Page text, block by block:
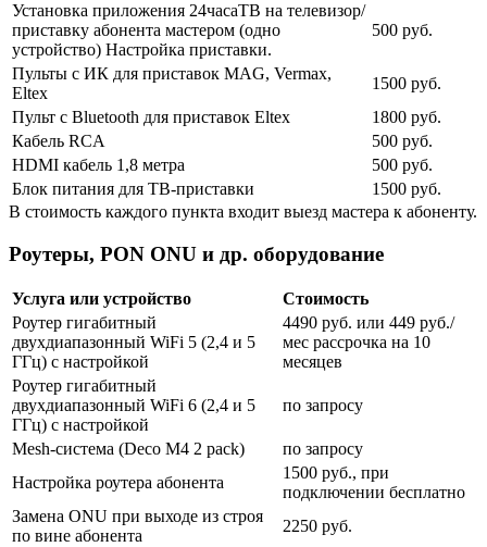
Установка приложения 24часаТВ на телевизор/
приставку абонента мастером (одно
устройство) Настройка приставки.
500 руб.
Пульты с ИК для приставок MAG, Vermax,
Eltex
1500 руб.
Пульт с Bluetooth для приставок Eltex
1800 руб.
Кабель RCA
500 руб.
HDMI кабель 1,8 метра
500 руб.
Блок питания для ТВ-приставки
1500 руб.
В стоимость каждого пункта входит выезд мастера к абоненту.
Роутеры, PON ONU и др. оборудование
Услуга или устройство
Стоимость
Роутер гигабитный
двухдиапазонный WiFi 5 (2,4 и 5
ГГц) с настройкой
4490 руб. или 449 руб./
мес рассрочка на 10
месяцев
Роутер гигабитный
двухдиапазонный WiFi 6 (2,4 и 5
ГГц) с настройкой
по запросу
Mesh-система (Deco M4 2 pack)
по запросу
Настройка роутера абонента
1500 руб., при
подключении бесплатно
Замена ONU при выходе из строя
по вине абонента
2250 руб.